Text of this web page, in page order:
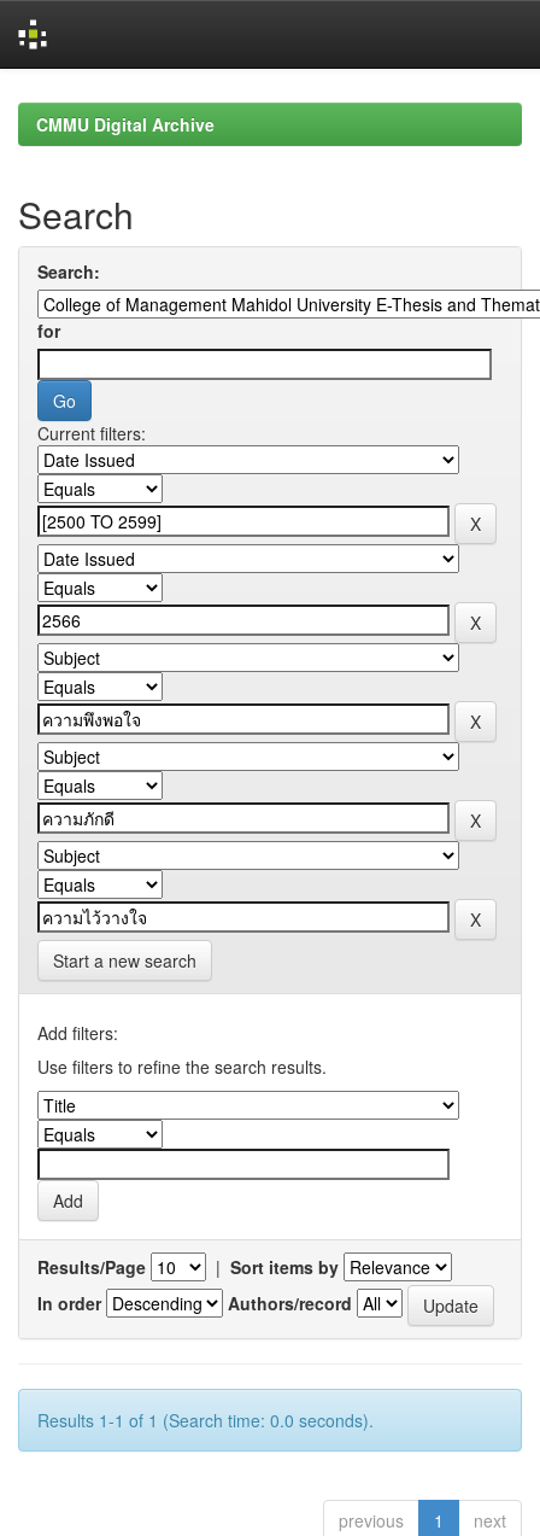
navigationCMMU Digital Archive
Search
Search:
for
Current filters:
Start a new search
Add filters:
Use filters to refine the search results.
Results/Page | Sort items by
In order
Authors/record
Results 1-1 of 1 (Search time: 0.0 seconds).
previous 1 next